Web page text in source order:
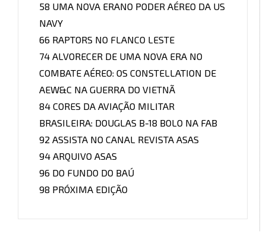
58 UMA NOVA ERANO PODER AÉREO DA US
NAVY
66 RAPTORS NO FLANCO LESTE
74 ALVORECER DE UMA NOVA ERA NO
COMBATE AÉREO: OS CONSTELLATION DE
AEW&C NA GUERRA DO VIETNÃ
84 CORES DA AVIAÇÃO MILITAR
BRASILEIRA: DOUGLAS B-18 BOLO NA FAB
92 ASSISTA NO CANAL REVISTA ASAS
94 ARQUIVO ASAS
96 DO FUNDO DO BAÚ
98 PRÓXIMA EDIÇÃO